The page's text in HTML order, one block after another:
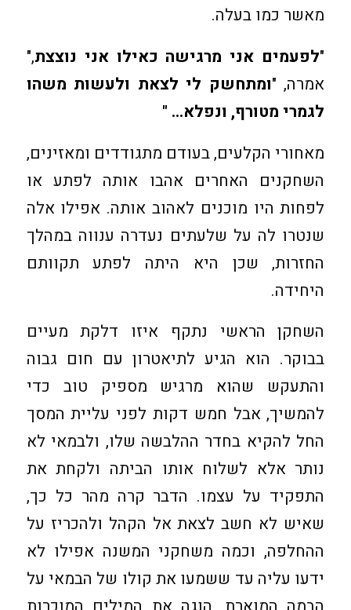
מאשר כמו בעלה.
"לפעמים אני מרגישה כאילו אני נוצצת,"
אמרה, "ומתחשק לי לצאת ולעשות משהו
לגמרי מטורף, ונפלא… "
מאחורי הקלעים, בעודם מתגודדים ומאזינים,
השחקנים האחרים אהבו אותה לפתע או
לפחות היו מוכנים לאהוב אותה. אפילו אלה
שנטרו לה על שלעתים נעדרה ענווה במהלך
החזרות, שכן היא היתה לפתע תקוותם
היחידה.
השחקן הראשי נתקף איזו דלקת מעיים
בבוקר. הוא הגיע לתיאטרון עם חום גבוה
והתעקש שהוא מרגיש מספיק טוב כדי
להמשיך, אבל חמש דקות לפני עליית המסך
החל להקיא בחדר ההלבשה שלו, ולבמאי לא
נותר אלא לשלוח אותו הביתה ולקחת את
התפקיד על עצמו. הדבר קרה מהר כל כך,
שאיש לא חשב לצאת אל הקהל ולהכריז על
ההחלפה, וכמה משחקני המשנה אפילו לא
ידעו עליה עד ששמעו את קולו של הבמאי על